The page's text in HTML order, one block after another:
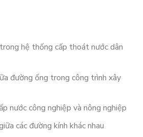
hệ thống cấp thoát nước dân
đường ống trong công trình xây
nước công nghiệp và nông nghiệp
các đường kính khác nhau